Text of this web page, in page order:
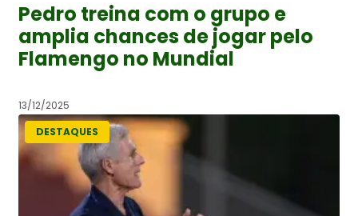
Pedro treina com o grupo e
amplia chances de jogar pelo
Flamengo no Mundial
13/12/2025
DESTAQUES